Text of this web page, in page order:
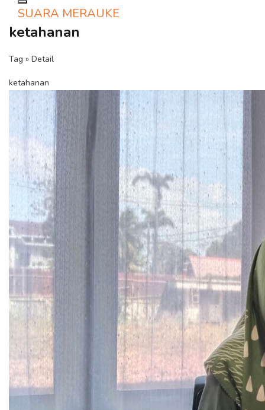
Toggle navigation
SUARA MERAUKE
ketahanan
Tag » Detail
ketahanan